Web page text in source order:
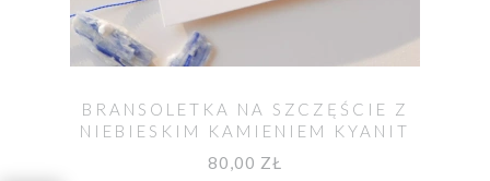
BRANSOLETKA NA SZCZĘŚCIE Z
NIEBIESKIM KAMIENIEM KYANIT
80,00 ZŁ